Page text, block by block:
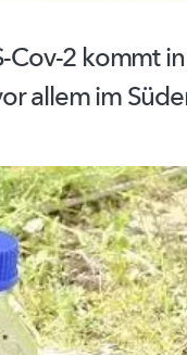
Cov-2 kommt
allem im